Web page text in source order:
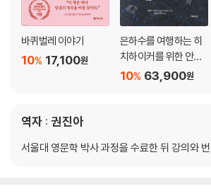
바퀴벌레 이야기
17,100원
10%
은하수를 여행하는 히
치하이커를 위한 안내
서 합본63,900원
10%
역자 : 권진아
서울대 영문학 박사 과정을 수료한 뒤 강의와